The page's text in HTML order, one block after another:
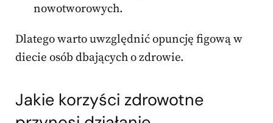
nowotworowych.
Dlatego warto uwzględnić opuncję figową w
diecie osób dbających o zdrowie.
Jakie korzyści zdrowotne